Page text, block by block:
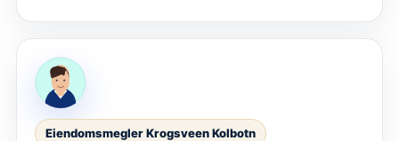
Eiendomsmegler Krogsveen Kolbotn